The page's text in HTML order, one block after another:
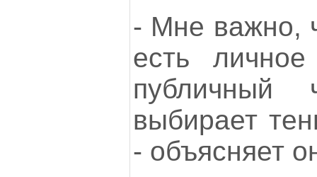
- Мне важно,
есть
выбирает
- объясняет